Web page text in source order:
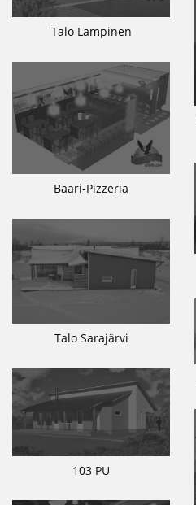
Talo Lampinen
Baari-Pizzeria
Talo Sarajärvi
103 PU